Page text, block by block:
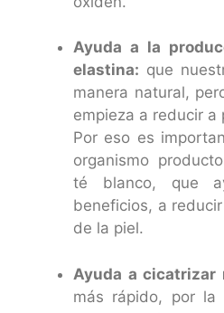
Ayuda a la
elastina: que
manera natural,
empieza a reducir
Por eso es
organismo
té blanco, que
beneficios, a
de la piel.
Ayuda a cicatrizar
más rápido, por la